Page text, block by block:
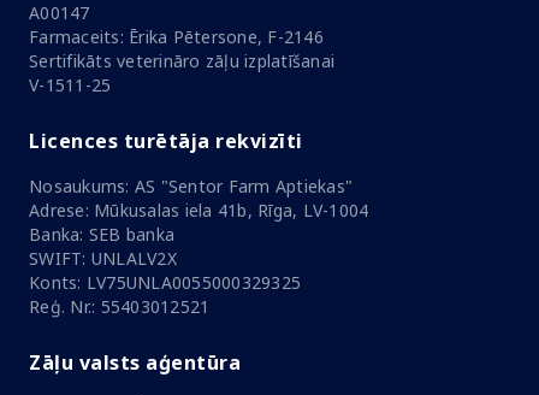
A00147
Farmaceits: Ērika Pētersone, F-2146
Sertifikāts veterināro zāļu izplatīšanai
V-1511-25
Licences turētāja rekvizīti
Nosaukums: AS "Sentor Farm Aptiekas"
Adrese: Mūkusalas iela 41b, Rīga, LV-1004
Banka: SEB banka
SWIFT: UNLALV2X
Konts: LV75UNLA0055000329325
Reģ. Nr.: 55403012521
Zāļu valsts aģentūra